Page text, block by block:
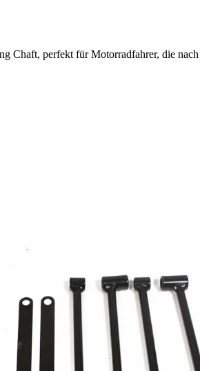
Chaft, perfekt für Motorradfahrer, die